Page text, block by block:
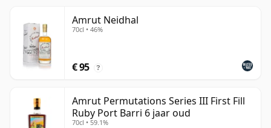
Amrut Neidhal
70cl • 46%
€ 95 ?
Amrut Permutations Series III First Fill
Ruby Port Barri 6 jaar oud
70cl • 59.1%